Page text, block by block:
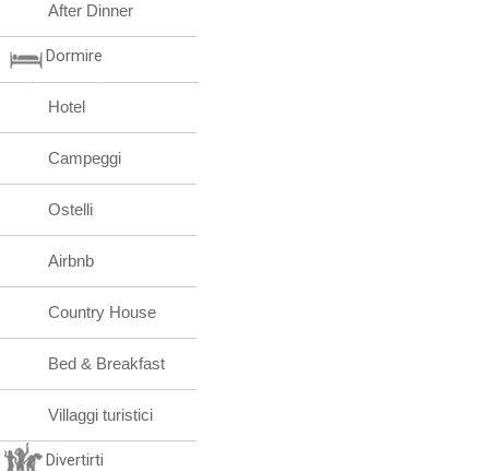
After Dinner
Dormire
Hotel
Campeggi
Ostelli
Airbnb
Country House
Bed & Breakfast
Villaggi turistici
Divertirti